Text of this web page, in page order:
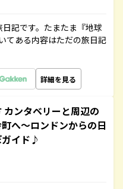
記です。たまたま『地球
てある内容はただの旅日記
詳細を見る
カンタベリーと周辺の
へ～ロンドンからの日
ガイド♪